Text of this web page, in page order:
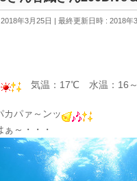
年3月25日 最終更新日時 : 2018年
気温：17℃ 水温：16
カパァ～ンッ
ぁ～・・・